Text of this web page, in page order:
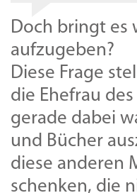
Doch bringt es
aufzugeben?
Diese Frage
die Ehefrau
gerade dabei
und Bücher
diese anderen
schenken, die